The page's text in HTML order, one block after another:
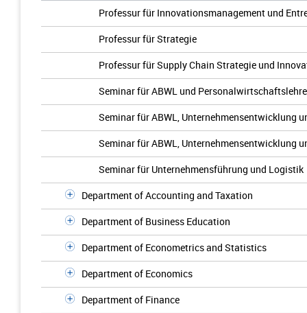
Professur für Innovationsmanagement und
Professur für Strategie
Professur für Supply Chain Strategie und
Seminar für ABWL und Personalwirtschaftslehre
Seminar für ABWL, Unternehmensentwicklung
Seminar für ABWL, Unternehmensentwicklung
Seminar für Unternehmensführung und Logistik
Department of Accounting and Taxation
Department of Business Education
Department of Econometrics and Statistics
Department of Economics
Department of Finance